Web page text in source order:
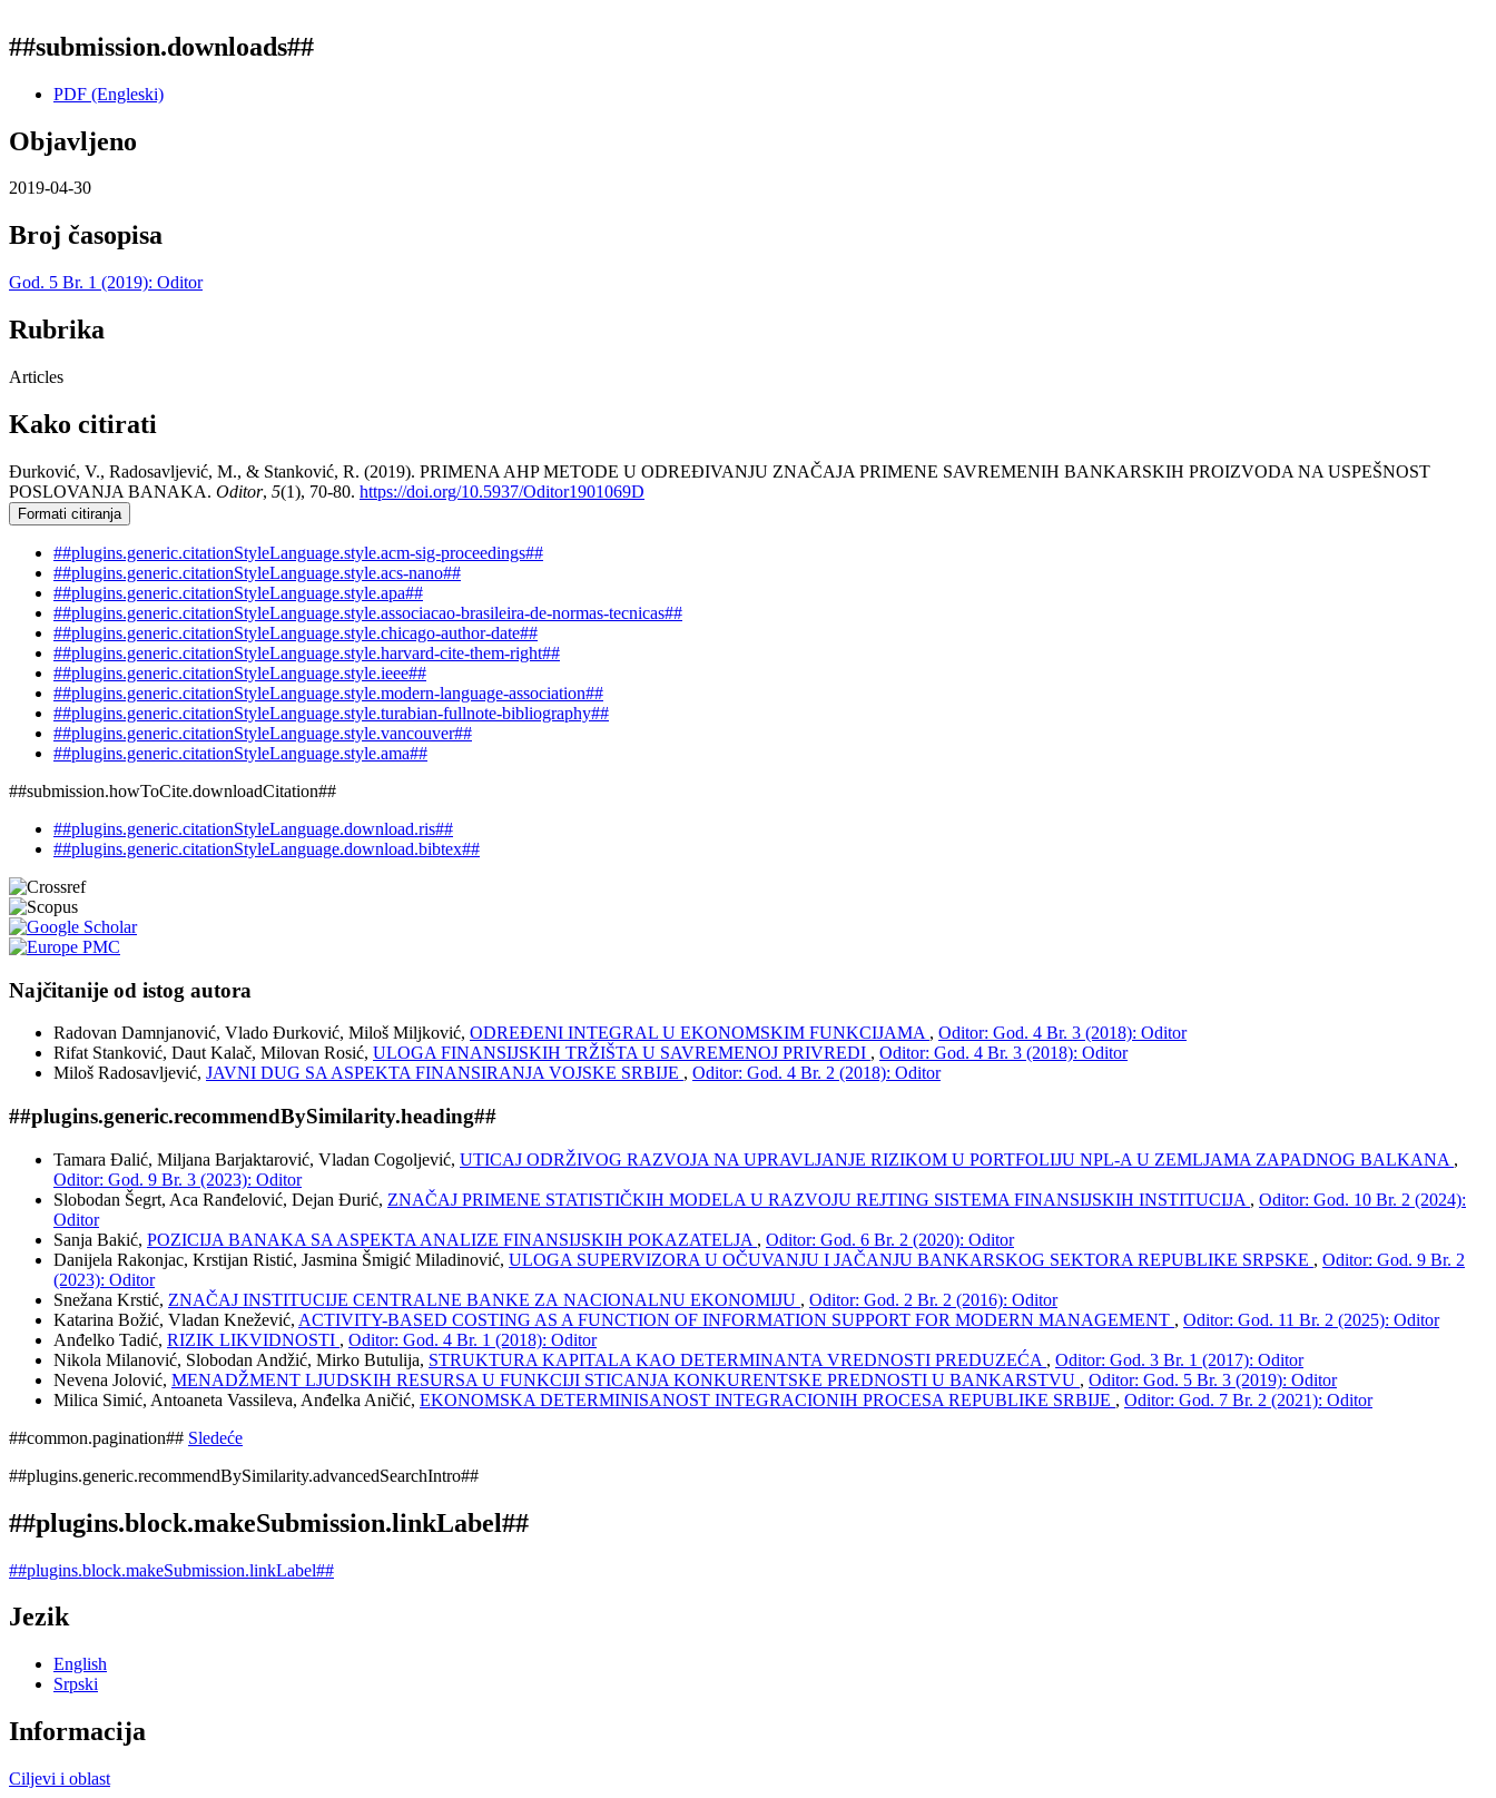
##submission.downloads##
PDF (Engleski)
Objavljeno
2019-04-30
Broj časopisa
God. 5 Br. 1 (2019): Oditor
Rubrika
Articles
Kako citirati
Đurković, V., Radosavljević, M., & Stanković, R. (2019). PRIMENA AHP METODE U ODREĐIVANJU ZNAČAJA PRIMENE SAVREMENIH BANKARSKIH PROIZVODA NA USPEŠNOST
POSLOVANJA BANAKA. Oditor, 5(1), 70-80. https://doi.org/10.5937/Oditor1901069D
Formati citiranja
##plugins.generic.citationStyleLanguage.style.acm-sig-proceedings##
##plugins.generic.citationStyleLanguage.style.acs-nano##
##plugins.generic.citationStyleLanguage.style.apa##
##plugins.generic.citationStyleLanguage.style.associacao-brasileira-de-normas-tecnicas##
##plugins.generic.citationStyleLanguage.style.chicago-author-date##
##plugins.generic.citationStyleLanguage.style.harvard-cite-them-right##
##plugins.generic.citationStyleLanguage.style.ieee##
##plugins.generic.citationStyleLanguage.style.modern-language-association##
##plugins.generic.citationStyleLanguage.style.turabian-fullnote-bibliography##
##plugins.generic.citationStyleLanguage.style.vancouver##
##plugins.generic.citationStyleLanguage.style.ama##
##submission.howToCite.downloadCitation##
##plugins.generic.citationStyleLanguage.download.ris##
##plugins.generic.citationStyleLanguage.download.bibtex##
Najčitanije od istog autora
Radovan Damnjanović, Vlado Đurković, Miloš Miljković, ODREĐENI INTEGRAL U EKONOMSKIM FUNKCIJAMA , Oditor: God. 4 Br. 3 (2018): Oditor
Rifat Stanković, Daut Kalač, Milovan Rosić, ULOGA FINANSIJSKIH TRŽIŠTA U SAVREMENOJ PRIVREDI , Oditor: God. 4 Br. 3 (2018): Oditor
Miloš Radosavljević, JAVNI DUG SA ASPEKTA FINANSIRANJA VOJSKE SRBIJE , Oditor: God. 4 Br. 2 (2018): Oditor
##plugins.generic.recommendBySimilarity.heading##
Tamara Đalić, Miljana Barjaktarović, Vladan Cogoljević, UTICAJ ODRŽIVOG RAZVOJA NA UPRAVLJANJE RIZIKOM U PORTFOLIJU NPL-A U ZEMLJAMA ZAPADNOG BALKANA ,
Oditor: God. 9 Br. 3 (2023): Oditor
Slobodan Šegrt, Aca Ranđelović, Dejan Đurić, ZNAČAJ PRIMENE STATISTIČKIH MODELA U RAZVOJU REJTING SISTEMA FINANSIJSKIH INSTITUCIJA , Oditor: God. 10 Br. 2 (2024):
Oditor
Sanja Bakić, POZICIJA BANAKA SA ASPEKTA ANALIZE FINANSIJSKIH POKAZATELJA , Oditor: God. 6 Br. 2 (2020): Oditor
Danijela Rakonjac, Krstijan Ristić, Jasmina Šmigić Miladinović, ULOGA SUPERVIZORA U OČUVANJU I JAČANJU BANKARSKOG SEKTORA REPUBLIKE SRPSKE , Oditor: God. 9 Br. 2
(2023): Oditor
Snežana Krstić, ZNАČАJ INSTITUCIJЕ CЕNTRАLNЕ BАNKЕ ZА NАCIОNАLNU ЕKОNОMIJU , Oditor: God. 2 Br. 2 (2016): Oditor
Katarina Božić, Vladan Knežević, ACTIVITY-BASED COSTING AS A FUNCTION OF INFORMATION SUPPORT FOR MODERN MANAGEMENT , Oditor: God. 11 Br. 2 (2025): Oditor
Anđelko Tadić, RIZIK LIKVIDNOSTI , Oditor: God. 4 Br. 1 (2018): Oditor
Nikola Milanović, Slobodan Andžić, Mirko Butulija, STRUKTURA KAPITALA KAO DETERMINANTA VREDNOSTI PREDUZEĆA , Oditor: God. 3 Br. 1 (2017): Oditor
Nevena Jolović, MENADŽMENT LJUDSKIH RESURSA U FUNKCIJI STICANJA KONKURENTSKE PREDNOSTI U BANKARSTVU , Oditor: God. 5 Br. 3 (2019): Oditor
Milica Simić, Antoaneta Vassileva, Anđelka Aničić, EKONOMSKA DETERMINISANOST INTEGRACIONIH PROCESA REPUBLIKE SRBIJE , Oditor: God. 7 Br. 2 (2021): Oditor
##common.pagination## Sledeće
##plugins.generic.recommendBySimilarity.advancedSearchIntro##
##plugins.block.makeSubmission.linkLabel##
##plugins.block.makeSubmission.linkLabel##
Jezik
English
Srpski
Informacija
Ciljevi i oblast